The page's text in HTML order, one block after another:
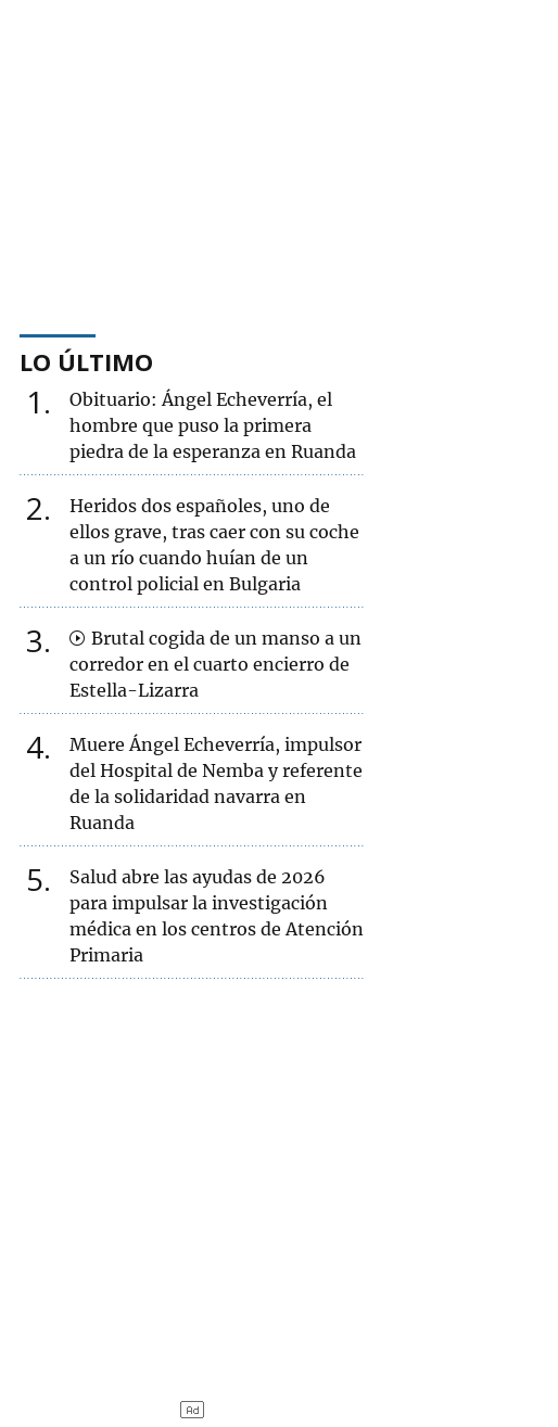
LO ÚLTIMO
1
Obituario: Ángel Echeverría, el
hombre que puso la primera
piedra de la esperanza en Ruanda
2
Heridos dos españoles, uno de
ellos grave, tras caer con su coche
a un río cuando huían de un
control policial en Bulgaria
3
Brutal cogida de un manso a un
corredor en el cuarto encierro de
Estella-Lizarra
4
Muere Ángel Echeverría, impulsor
del Hospital de Nemba y referente
de la solidaridad navarra en
Ruanda
5
Salud abre las ayudas de 2026
para impulsar la investigación
médica en los centros de Atención
Primaria